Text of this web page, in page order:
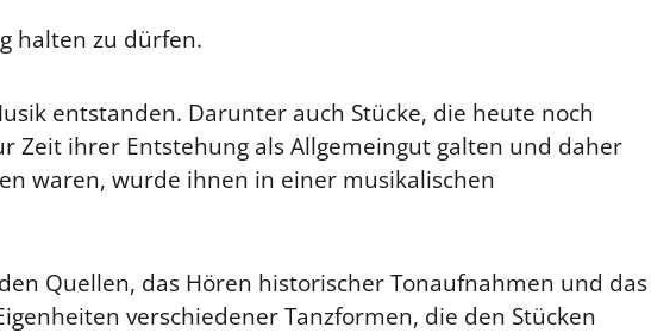
halten zu dürfen.
entstanden. Darunter auch Stücke, die heute noch
Zeit ihrer Entstehung als Allgemeingut galten und daher
waren, wurde ihnen in einer musikalischen
Quellen, das Hören historischer Tonaufnahmen und das
verschiedener Tanzformen, die den Stücken